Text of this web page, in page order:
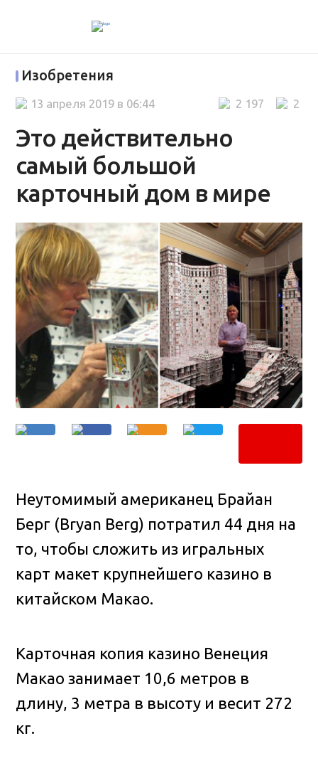
Изобретения
Это действительно
самый большой
карточный дом в мире
2
2 197
13 апреля 2019 в 06:44
Неутомимый американец Брайан
Берг (Bryan Berg) потратил 44 дня на
то, чтобы сложить из игральных
карт макет крупнейшего казино в
китайском Макао.
Карточная копия казино Венеция
Макао занимает 10,6 метров в
длину, 3 метра в высоту и весит 272
кг.